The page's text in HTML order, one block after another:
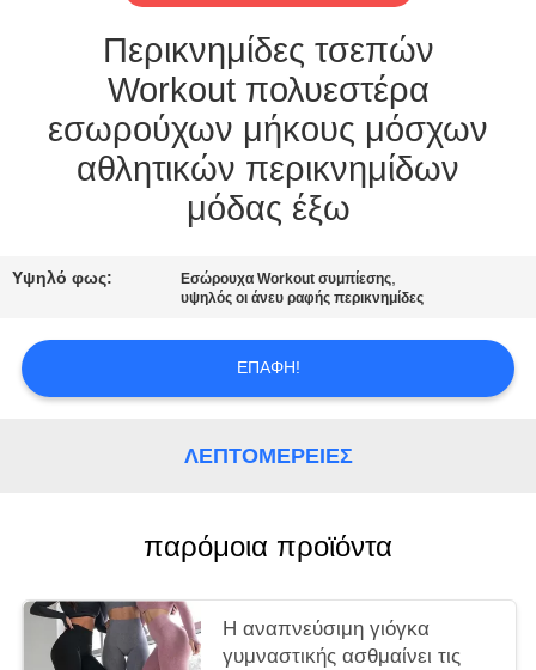
ΖΗΤΉΣΤΕ
ΈΝΑ
ΑΠΌΣΠΑΣΜΑ
POLICY
Περικνημίδες τσεπών
Workout πολυεστέρα
εσωρούχων μήκους μόσχων
αθλητικών περικνημίδων
μόδας έξω
Υψηλό φως: Εσώρουχα Workout συμπίεσης,
υψηλός οι άνευ ραφής περικνημίδες
ΕΠΑΦΉ!
ΛΕΠΤΟΜΈΡΕΙΕΣ
παρόμοια προϊόντα
Η αναπνεύσιμη γιόγκα
γυμναστικής ασθμαίνει τις